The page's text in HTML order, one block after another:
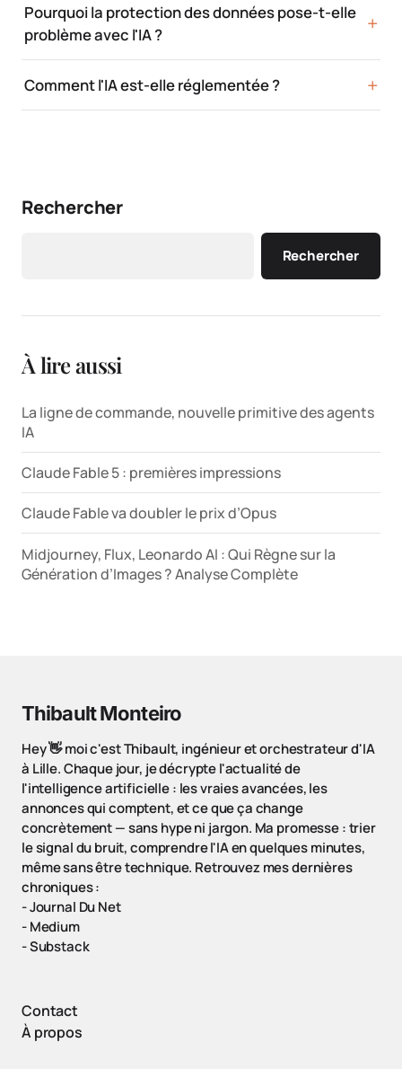
Pourquoi la protection des données pose-t-elle
problème avec l'IA ?
Comment l'IA est-elle réglementée ?
Rechercher
Rechercher
À lire aussi
La ligne de commande, nouvelle primitive des agents
IA
Claude Fable 5 : premières impressions
Claude Fable va doubler le prix d’Opus
Midjourney, Flux, Leonardo AI : Qui Règne sur la
Génération d’Images ? Analyse Complète
Thibault Monteiro
Hey 👋 moi c'est Thibault, ingénieur et orchestrateur d'IA
à Lille. Chaque jour, je décrypte l'actualité de
l'intelligence artificielle : les vraies avancées, les
annonces qui comptent, et ce que ça change
concrètement — sans hype ni jargon. Ma promesse : trier
le signal du bruit, comprendre l'IA en quelques minutes,
même sans être technique. Retrouvez mes dernières
chroniques :
-Journal Du Net
-Medium
-Substack
Contact
À propos